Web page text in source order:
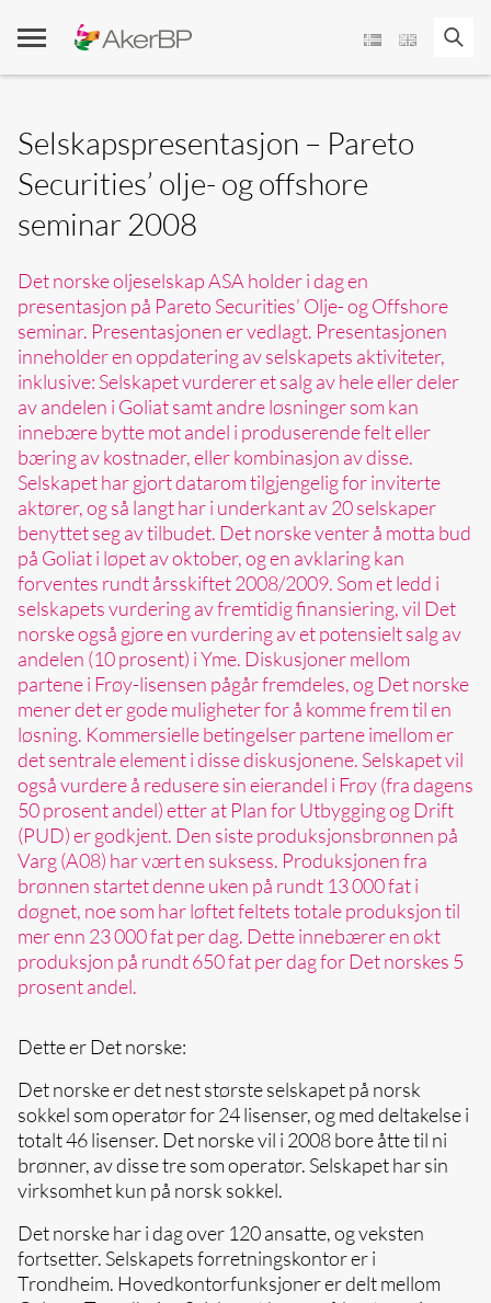
Selskapspresentasjon – Pareto
Securities’ olje- og offshore
seminar 2008
Det norske oljeselskap ASA holder i dag en
presentasjon på Pareto Securities’ Olje- og Offshore
seminar. Presentasjonen er vedlagt. Presentasjonen
inneholder en oppdatering av selskapets aktiviteter,
inklusive: Selskapet vurderer et salg av hele eller deler
av andelen i Goliat samt andre løsninger som kan
innebære bytte mot andel i produserende felt eller
bæring av kostnader, eller kombinasjon av disse.
Selskapet har gjort datarom tilgjengelig for inviterte
aktører, og så langt har i underkant av 20 selskaper
benyttet seg av tilbudet. Det norske venter å motta bud
på Goliat i løpet av oktober, og en avklaring kan
forventes rundt årsskiftet 2008/2009. Som et ledd i
selskapets vurdering av fremtidig finansiering, vil Det
norske også gjøre en vurdering av et potensielt salg av
andelen (10 prosent) i Yme. Diskusjoner mellom
partene i Frøy-lisensen pågår fremdeles, og Det norske
mener det er gode muligheter for å komme frem til en
løsning. Kommersielle betingelser partene imellom er
det sentrale element i disse diskusjonene. Selskapet vil
også vurdere å redusere sin eierandel i Frøy (fra dagens
50 prosent andel) etter at Plan for Utbygging og Drift
(PUD) er godkjent. Den siste produksjonsbrønnen på
Varg (A08) har vært en suksess. Produksjonen fra
brønnen startet denne uken på rundt 13 000 fat i
døgnet, noe som har løftet feltets totale produksjon til
mer enn 23 000 fat per dag. Dette innebærer en økt
produksjon på rundt 650 fat per dag for Det norskes 5
prosent andel.
Dette er Det norske:
Det norske er det nest største selskapet på norsk
sokkel som operatør for 24 lisenser, og med deltakelse i
totalt 46 lisenser. Det norske vil i 2008 bore åtte til ni
brønner, av disse tre som operatør. Selskapet har sin
virksomhet kun på norsk sokkel.
Det norske har i dag over 120 ansatte, og veksten
fortsetter. Selskapets forretningskontor er i
Trondheim. Hovedkontorfunksjoner er delt mellom